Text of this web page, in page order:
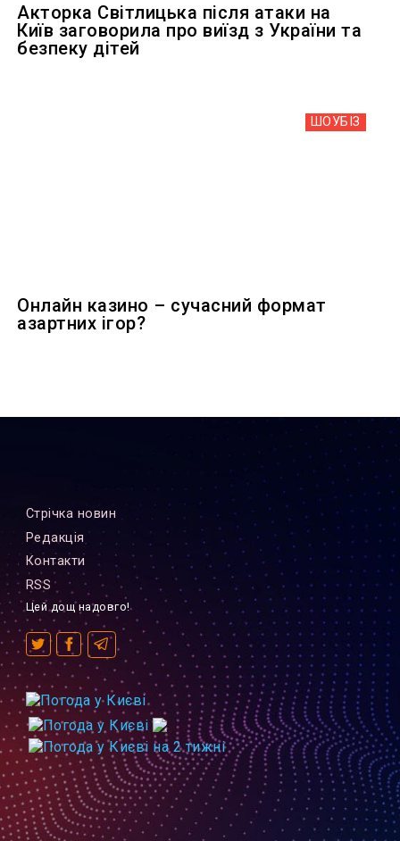
Акторка Світлицька після атаки на
Київ заговорила про виїзд з України та
безпеку дітей
ШОУБIЗ
Онлайн казино – сучасний формат
азартних ігор?
Стрiчка новин
Редакцiя
Контакти
RSS
Цей дощ надовго!